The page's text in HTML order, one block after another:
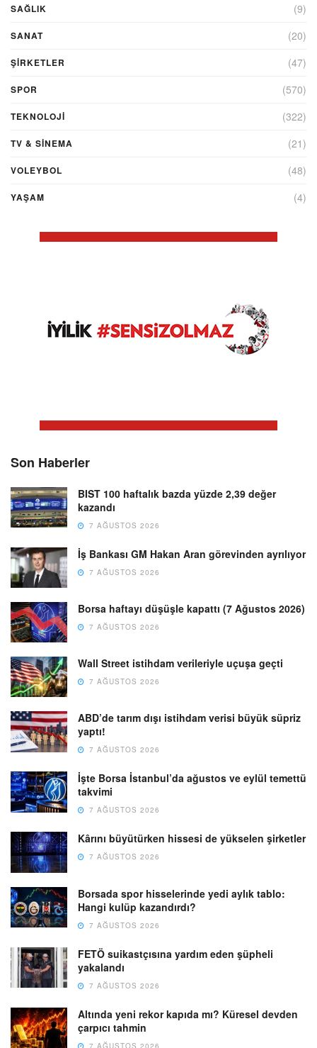
SAĞLIK (9)
SANAT (20)
ŞIRKETLER (47)
SPOR (570)
TEKNOLOJİ (322)
TV & SINEMA (21)
VOLEYBOL (48)
YAŞAM (4)
Son Haberler
BIST 100 haftalık bazda yüzde 2,39 değer
kazandı
7 AĞUSTOS 2026
İş Bankası GM Hakan Aran görevinden ayrılıyor
7 AĞUSTOS 2026
Borsa haftayı düşüşle kapattı (7 Ağustos 2026)
7 AĞUSTOS 2026
Wall Street istihdam verileriyle uçuşa geçti
7 AĞUSTOS 2026
ABD’de tarım dışı istihdam verisi büyük süpriz
yaptı!
7 AĞUSTOS 2026
İşte Borsa İstanbul’da ağustos ve eylül temettü
takvimi
7 AĞUSTOS 2026
Kârını büyütürken hissesi de yükselen şirketler
7 AĞUSTOS 2026
Borsada spor hisselerinde yedi aylık tablo:
Hangi kulüp kazandırdı?
7 AĞUSTOS 2026
FETÖ suikastçısına yardım eden şüpheli
yakalandı
7 AĞUSTOS 2026
Altında yeni rekor kapıda mı? Küresel devden
çarpıcı tahmin
7 AĞUSTOS 2026